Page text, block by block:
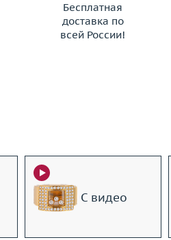
Бесплатная
доставка по
всей России!
С видео